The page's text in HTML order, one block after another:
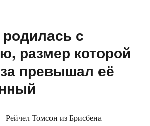
с
размер которой
превышал её
Рейчел Томсон из Брисбена